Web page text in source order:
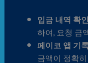
입금 내역 확인
하여, 요청 금
페이코 앱 기
금액이 정확